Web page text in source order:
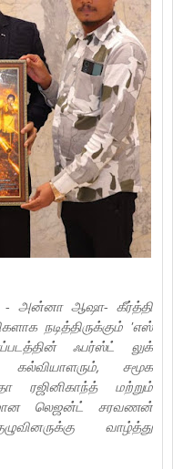
- அன்னா ஆஷா- கீர்த்தி
நடித்திருக்கும் 'எஸ்
ஃபர்ஸ்ட் லுக்
கல்வியாளரும், சமூக
ரஜினிகாந்த் மற்றும்
லெஜன்ட் சரவணன்
வாழ்த்து